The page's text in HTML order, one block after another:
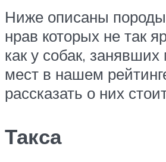
Ниже описаны
нрав которых не так
как у собак,
мест в нашем
рассказать о них
Такса